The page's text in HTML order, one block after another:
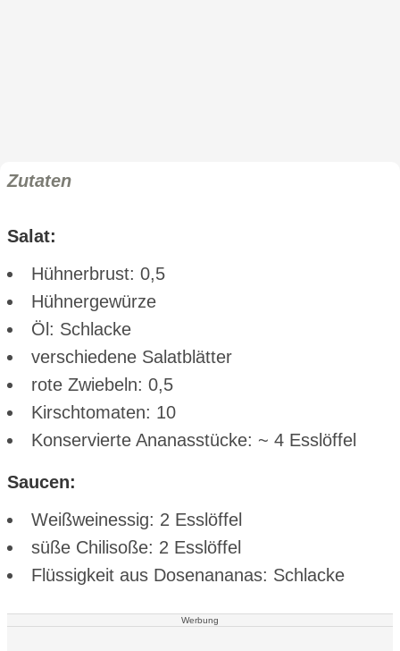
Zutaten
Salat:
Hühnerbrust: 0,5
Hühnergewürze
Öl: Schlacke
verschiedene Salatblätter
rote Zwiebeln: 0,5
Kirschtomaten: 10
Konservierte Ananasstücke: ~ 4 Esslöffel
Saucen:
Weißweinessig: 2 Esslöffel
süße Chilisoße: 2 Esslöffel
Flüssigkeit aus Dosenananas: Schlacke
Werbung